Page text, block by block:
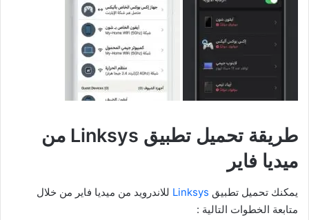
طريقة تحميل تطبيق Linksys من
ميديا فاير
يمكنك تحميل تطبيق Linksys للاندرويد من ميديا فاير من خلال
متابعة الخطوات التالية :